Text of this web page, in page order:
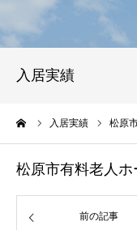
入居実績
入居実績 松原
松原市有料老人
前の記事
外国人人材採用
お問い合わせ